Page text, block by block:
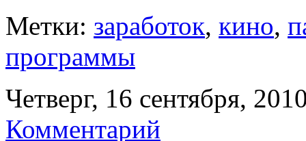
Метки: заработок, кино,
программы
Четверг, 16 сентября,
Комментарий